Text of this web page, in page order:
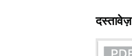
दस्तावेज़